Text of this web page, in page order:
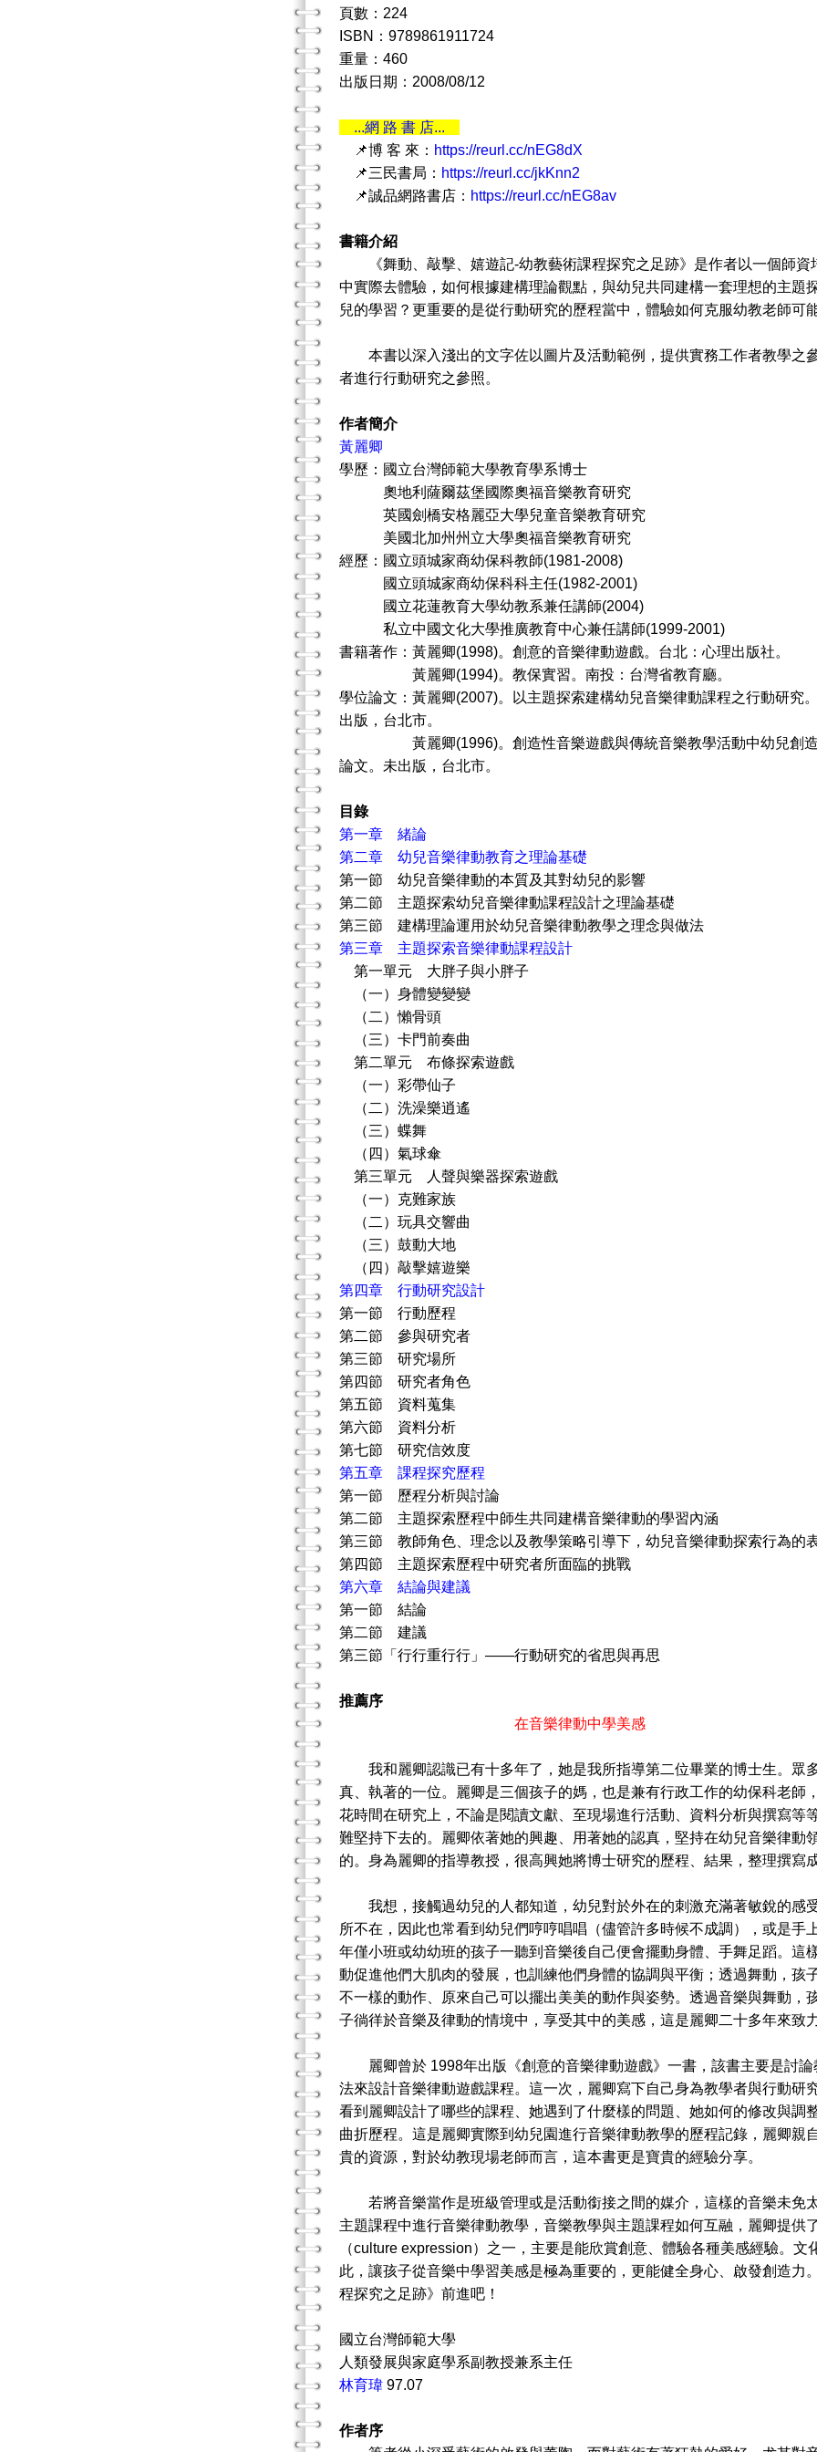
頁數：224
ISBN：9789861911724
重量：460
出版日期：2008/08/12
...網 路 書 店...
📌博 客 來： https://reurl.cc/nEG8dX
📌三民書局： https://reurl.cc/jkKnn2
📌誠品網路書店： https://reurl.cc/nEG8av
書籍介紹
《舞動、敲擊、嬉遊記-幼教藝術課程探究之足跡》是作者以一個師資
中實際去體驗，如何根據建構理論觀點，與幼兒共同建構一套理想的主題
兒的學習？更重要的是從行動研究的歷程當中，體驗如何克服幼教老師可
本書以深入淺出的文字佐以圖片及活動範例，提供實務工作者教學之
者進行行動研究之參照。
作者簡介
黃麗卿
學歷：國立台灣師範大學教育學系博士
奧地利薩爾茲堡國際奧福音樂教育研究
英國劍橋安格麗亞大學兒童音樂教育研究
美國北加州州立大學奧福音樂教育研究
經歷：國立頭城家商幼保科教師(1981-2008)
國立頭城家商幼保科科主任(1982-2001)
國立花蓮教育大學幼教系兼任講師(2004)
私立中國文化大學推廣教育中心兼任講師(1999-2001)
書籍著作：黃麗卿(1998)。創意的音樂律動遊戲。台北：心理出版社。
黃麗卿(1994)。教保實習。南投：台灣省教育廳。
學位論文：黃麗卿(2007)。以主題探索建構幼兒音樂律動課程之行動研究
出版，台北市。
黃麗卿(1996)。創造性音樂遊戲與傳統音樂教學活動中幼兒創造行
論文。未出版，台北市。
目錄
第一章 緒論
第二章 幼兒音樂律動教育之理論基礎
第一節 幼兒音樂律動的本質及其對幼兒的影響
第二節 主題探索幼兒音樂律動課程設計之理論基礎
第三節 建構理論運用於幼兒音樂律動教學之理念與做法
第三章 主題探索音樂律動課程設計
第一單元 大胖子與小胖子
（一）身體變變變
（二）懶骨頭
（三）卡門前奏曲
第二單元 布條探索遊戲
（一）彩帶仙子
（二）洗澡樂逍遙
（三）蝶舞
（四）氣球傘
第三單元 人聲與樂器探索遊戲
（一）克難家族
（二）玩具交響曲
（三）鼓動大地
（四）敲擊嬉遊樂
第四章 行動研究設計
第一節 行動歷程
第二節 參與研究者
第三節 研究場所
第四節 研究者角色
第五節 資料蒐集
第六節 資料分析
第七節 研究信效度
第五章 課程探究歷程
第一節 歷程分析與討論
第二節 主題探索歷程中師生共同建構音樂律動的學習內涵
第三節 教師角色、理念以及教學策略引導下，幼兒音樂律動探索行為的
第四節 主題探索歷程中研究者所面臨的挑戰
第六章 結論與建議
第一節 結論
第二節 建議
第三節「行行重行行」——行動研究的省思與再思
推薦序
在音樂律動中學美感
我和麗卿認識已有十多年了，她是我所指導第二位畢業的博士生。眾
真、執著的一位。麗卿是三個孩子的媽，也是兼有行政工作的幼保科老師
花時間在研究上，不論是閱讀文獻、至現場進行活動、資料分析與撰寫等
難堅持下去的。麗卿依著她的興趣、用著她的認真，堅持在幼兒音樂律動
的。身為麗卿的指導教授，很高興她將博士研究的歷程、結果，整理撰寫
我想，接觸過幼兒的人都知道，幼兒對於外在的刺激充滿著敏銳的感
所不在，因此也常看到幼兒們哼哼唱唱（儘管許多時候不成調），或是
年僅小班或幼幼班的孩子一聽到音樂後自己便會擺動身體、手舞足蹈。這
動促進他們大肌肉的發展，也訓練他們身體的協調與平衡；透過舞動，
不一樣的動作、原來自己可以擺出美美的動作與姿勢。透過音樂與舞動，
子徜徉於音樂及律動的情境中，享受其中的美感，這是麗卿二十多年來致
麗卿曾於 1998年出版《創意的音樂律動遊戲》一書，該書主要是討論
法來設計音樂律動遊戲課程。這一次，麗卿寫下自己身為教學者與行動研
看到麗卿設計了哪些的課程、她遇到了什麼樣的問題、她如何的修改與調
曲折歷程。這是麗卿實際到幼兒園進行音樂律動教學的歷程記錄，麗卿
貴的資源，對於幼教現場老師而言，這本書更是寶貴的經驗分享。
若將音樂當作是班級管理或是活動銜接之間的媒介，這樣的音樂未免
主題課程中進行音樂律動教學，音樂教學與主題課程如何互融，麗卿提供
（culture expression）之一，主要是能欣賞創意、體驗各種美感經驗。
此，讓孩子從音樂中學習美感是極為重要的，更能健全身心、啟發創造
程探究之足跡》前進吧！
國立台灣師範大學
人類發展與家庭學系副教授兼系主任
林育瑋 97.07
作者序